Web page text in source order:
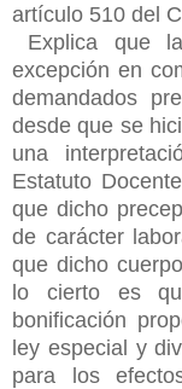
artículo 510 del
Explica que
excepción en
demandados
desde que se
una
Estatuto
que dicho
de carácter
que dicho
lo cierto es
bonificación
ley especial y
para los